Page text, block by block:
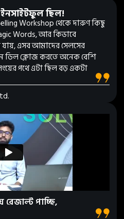
ইনসাইটফুল ছিল!
Workshop থেকে দারুণ কিছু
Words, আর কিভাবে
এসব আমাদের সেলসের
ডিল ক্লোজ করতে অনেক বেশি
পথে এটা ছিল বড় একটা
পাচ্ছি,